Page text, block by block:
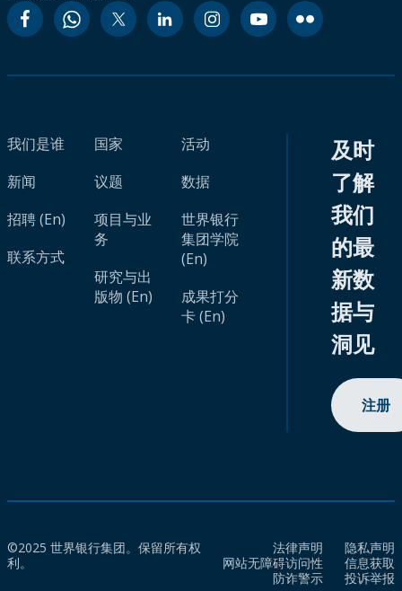
我们是谁
新闻
招聘 (En)
联系方式
国家
议题
项目与业
务
研究与出
版物 (En)
活动
数据
世界银行
集团学院
(En)
成果打分
卡 (En)
及时
了解
我们
的最
新数
据与
洞见
注册
©2025 世界银行集团。保留所有权
利。
法律声明
隐私声明
网站无障碍访问性
信息获取
防诈警示
投诉举报